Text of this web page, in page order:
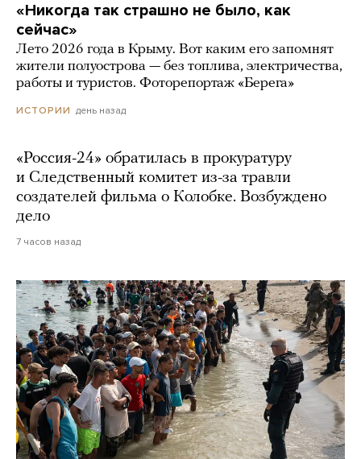
«Никогда так страшно не было, как
сейчас»
Лето 2026 года в Крыму. Вот каким его запомнят
жители полуострова — без топлива, электричества,
работы и туристов. Фоторепортаж «Берега»
ИСТОРИИ день назад
«Россия-24» обратилась в прокуратуру
и Следственный комитет из-за травли
создателей фильма о Колобке. Возбуждено
дело
7 часов назад